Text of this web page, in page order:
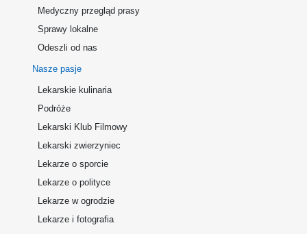
Medyczny przegląd prasy
Sprawy lokalne
Odeszli od nas
Nasze pasje
Lekarskie kulinaria
Podróże
Lekarski Klub Filmowy
Lekarski zwierzyniec
Lekarze o sporcie
Lekarze o polityce
Lekarze w ogrodzie
Lekarze i fotografia